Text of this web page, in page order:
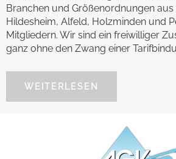
Branchen und Größenordnungen aus
Hildesheim, Alfeld, Holzminden und
Mitgliedern. Wir sind ein freiwilliger
ganz ohne den Zwang einer
WEITERLESEN